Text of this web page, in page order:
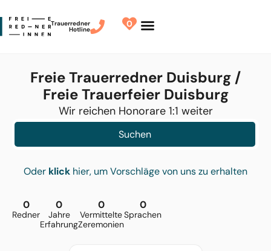
Trauerredner
Hotline
0
Freie Trauerredner Duisburg /
Freie Trauerfeier Duisburg
Wir reichen Honorare 1:1 weiter
Suchen
Oder klick hier, um Vorschläge von uns zu erhalten
Redner
0
Jahre
Erfahrung
0
Vermittelte
Zeremonien
0
Sprachen
0